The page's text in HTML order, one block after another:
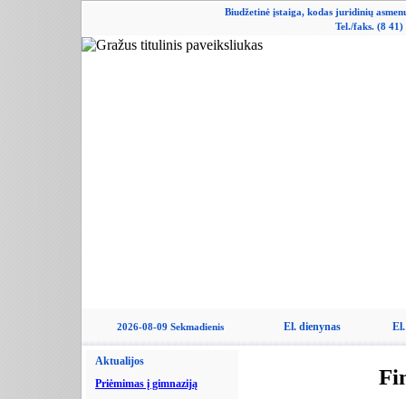
Biudžetinė įstaiga, kodas juridinių
Tel./faks. (8
2026-08-09 Sekmadienis El. dienynas
Aktualijos
Priėmimas į gimnaziją